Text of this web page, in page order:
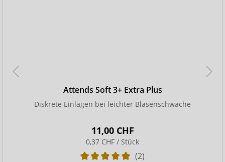
Attends Soft 3+ Extra Plus
Diskrete Einlagen bei leichter Blasenschwäche
11,00 CHF
0,37 CHF / Stück
(2)